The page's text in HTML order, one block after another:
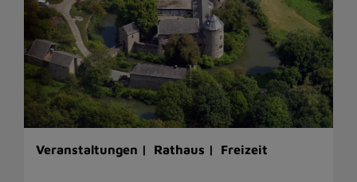
Veranstaltungen | Rathaus | Freizeit